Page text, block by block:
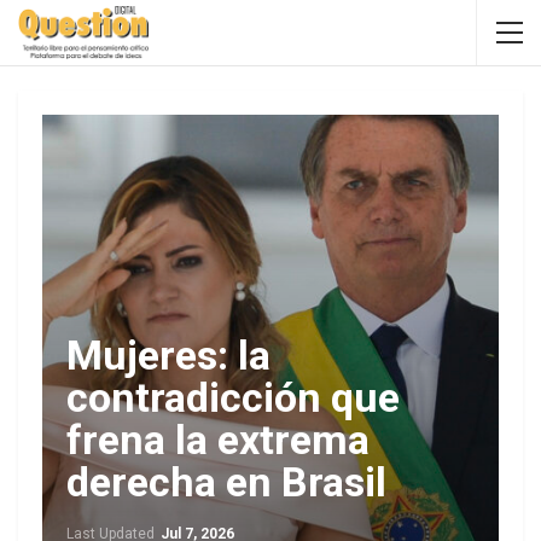
Mujeres: la
contradicción que
frena la extrema
derecha en Brasil
Last Updated Jul 7, 2026